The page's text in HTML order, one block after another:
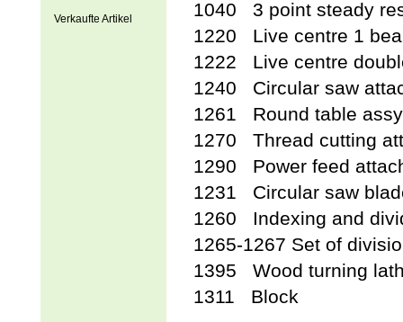
1040 3 point steady
1220 Live centre 1
1222 Live centre
1240 Circular saw
1261 Round table assy
1270 Thread cutting
1290 Power feed
1231 Circular saw
1260 Indexing and
1265-1267 Set of
1395 Wood turning
1311 Block
Verkaufte Artikel